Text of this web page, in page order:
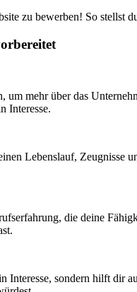
zu bewerben! So stellst
mehr über das
Interesse.
Lebenslauf,
die deine
sondern hilft dir